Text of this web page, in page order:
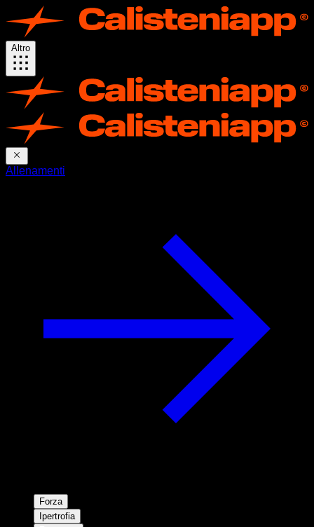
Altro
Allenamenti
Forza
Ipertrofia